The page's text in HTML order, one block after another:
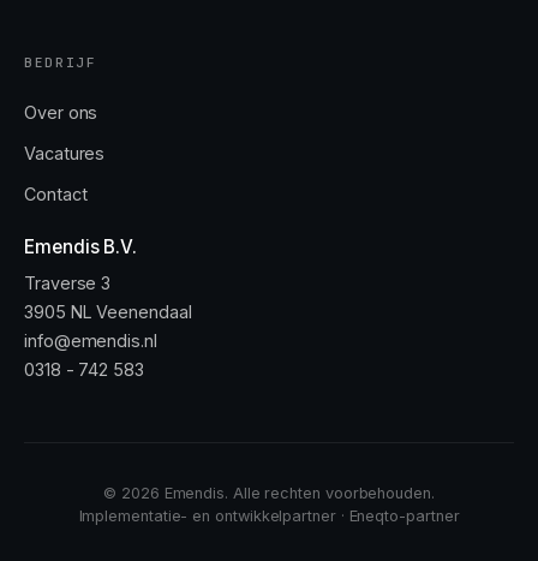
BEDRIJF
Over ons
Vacatures
Contact
Emendis B.V.
Traverse 3
3905 NL Veenendaal
info@emendis.nl
0318 - 742 583
© 2026 Emendis. Alle rechten voorbehouden.
Implementatie- en ontwikkelpartner · Eneqto-partner